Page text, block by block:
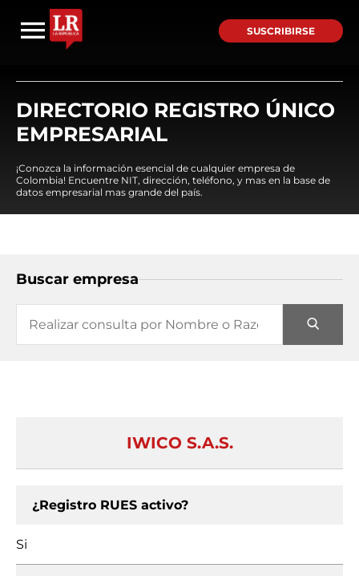
SUSCRIBIRSE
DIRECTORIO REGISTRO ÚNICO
EMPRESARIAL
¡Conozca la información esencial de cualquier empresa de
Colombia! Encuentre NIT, dirección, teléfono, y mas en la base de
datos empresarial mas grande del país.
Buscar empresa
IWICO S.A.S.
¿Registro RUES activo?
Si